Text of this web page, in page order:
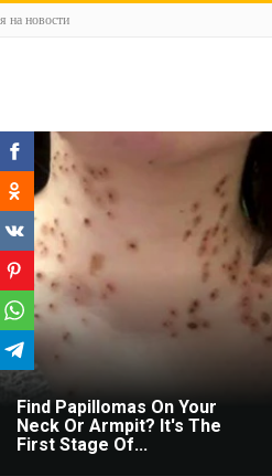
на новости
Find Papillomas On Your
Neck Or Armpit? It's The
First Stage Of...